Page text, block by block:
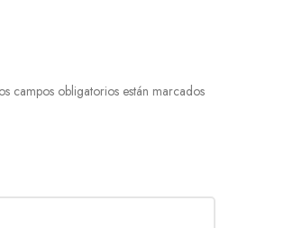
campos obligatorios están marcados